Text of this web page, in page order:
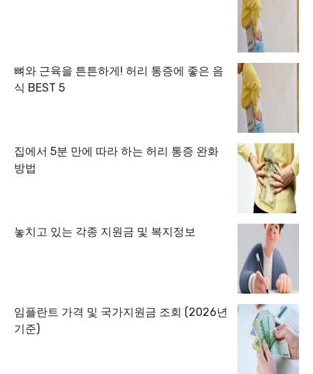
뼈와 근육을 튼튼하게! 허리 통증에 좋은 음
식 BEST 5
집에서 5분 만에 따라 하는 허리 통증 완화
방법
놓치고 있는 각종 지원금 및 복지정보
임플란트 가격 및 국가지원금 조회 (2026년
기준)